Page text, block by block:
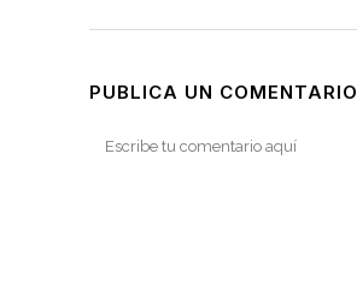
PUBLICA UN COMENTARIO